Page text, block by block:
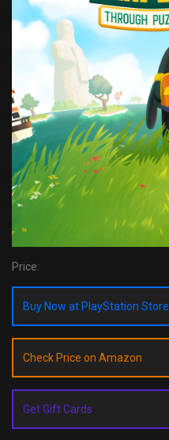
Price:
Buy Now at PlayStation Store
Check Price on Amazon
Get Gift Cards